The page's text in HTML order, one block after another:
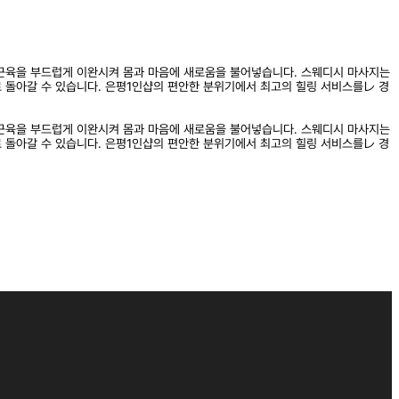
을 부드럽게 이완시켜 몸과 마음에 새로움을 불어넣습니다. 스웨디시 마사지는
아갈 수 있습니다. 은평1인샵의 편안한 분위기에서 최고의 힐링 서비스를レ 경
을 부드럽게 이완시켜 몸과 마음에 새로움을 불어넣습니다. 스웨디시 마사지는
아갈 수 있습니다. 은평1인샵의 편안한 분위기에서 최고의 힐링 서비스를レ 경